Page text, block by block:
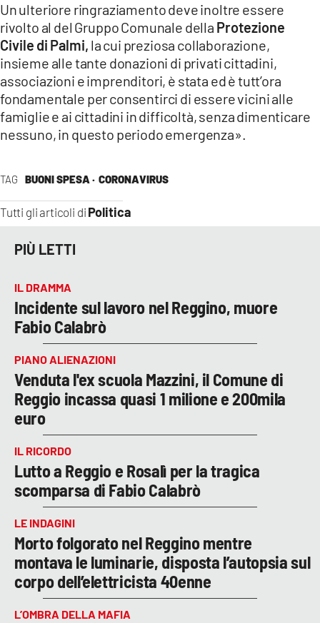
TAG BUONI SPESA · CORONAVIRUS
Tutti gli articoli di Politica
Un ulteriore ringraziamento deve inoltre essere
rivolto al del Gruppo Comunale della Protezione
Civile di Palmi, la cui preziosa collaborazione,
insieme alle tante donazioni di privati cittadini,
associazioni e imprenditori, è stata ed è tutt’ora
fondamentale per consentirci di essere vicini alle
famiglie e ai cittadini in difficoltà, senza dimenticare
nessuno, in questo periodo emergenza».
PIÙ LETTI
IL DRAMMA
Incidente sul lavoro nel Reggino, muore
Fabio Calabrò
PIANO ALIENAZIONI
Venduta l'ex scuola Mazzini, il Comune di
Reggio incassa quasi 1 milione e 200mila
euro
IL RICORDO
Lutto a Reggio e Rosalì per la tragica
scomparsa di Fabio Calabrò
LE INDAGINI
Morto folgorato nel Reggino mentre
montava le luminarie, disposta l’autopsia sul
corpo dell’elettricista 40enne
L’OMBRA DELLA MAFIA